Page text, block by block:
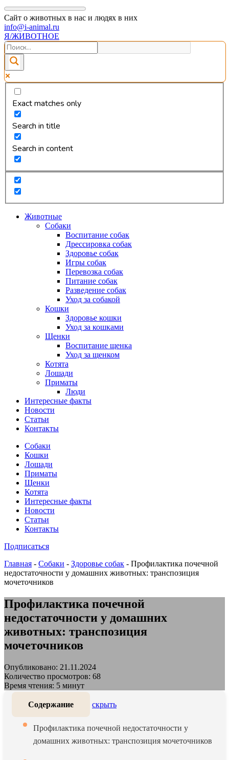
Сайт о животных в нас и людях в них
info@i-animal.ru
Я/ЖИВОТНОЕ
Exact matches only
Search in title
Search in content
Животные
Собаки
Воспитание собак
Дрессировка собак
Здоровье собак
Игры собак
Перевозка собак
Питание собак
Разведение собак
Уход за собакой
Кошки
Здоровье кошки
Уход за кошками
Щенки
Воспитание щенка
Уход за щенком
Котята
Лошади
Приматы
Люди
Интересные факты
Новости
Статьи
Контакты
Собаки
Кошки
Лошади
Приматы
Щенки
Котята
Интересные факты
Новости
Статьи
Контакты
Подписаться
Главная - Собаки - Здоровье собак - Профилактика почечной
недостаточности у домашних животных: транспозиция
мочеточников
Профилактика почечной
недостаточности у домашних
животных: транспозиция
мочеточников
Опубликовано: 21.11.2024
Количество просмотров: 68
Время чтения: 5 минут
Содержание скрыть
Профилактика почечной недостаточности у
домашних животных: транспозиция мочеточников